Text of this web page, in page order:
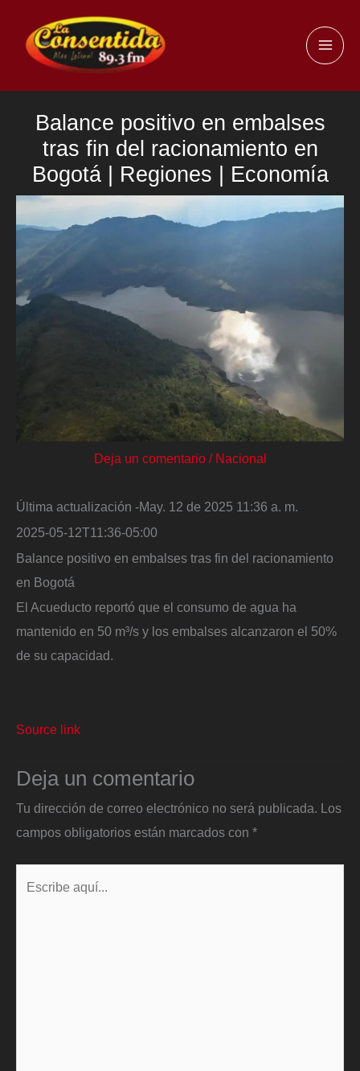
contenido
Balance positivo en embalses
tras fin del racionamiento en
Bogotá | Regiones | Economía
Deja un comentario / Nacional
Última actualización -May. 12 de 2025 11:36 a. m.
2025-05-12T11:36-05:00
Balance positivo en embalses tras fin del racionamiento
en Bogotá
El Acueducto reportó que el consumo de agua ha
mantenido en 50 m³/s y los embalses alcanzaron el 50%
de su capacidad.
Source link
Deja un comentario
Tu dirección de correo electrónico no será publicada.
Los
campos obligatorios están marcados con *